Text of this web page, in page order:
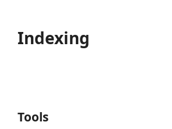
Indexing
Tools